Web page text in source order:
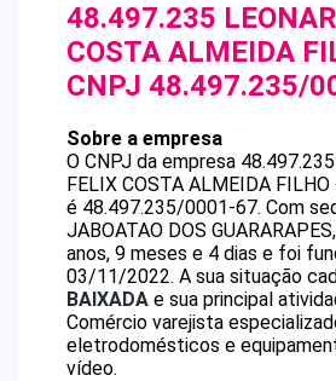
48.497.235
COSTA ALMEIDA
CNPJ 48.497.235/
Sobre a empresa
O CNPJ da empresa
FELIX COSTA ALMEIDA FILHO
é 48.497.235/0001-67. Com
JABOATAO DOS
anos, 9 meses e 4 dias e foi
03/11/2022. A sua situação
BAIXADA e sua principal
Comércio varejista
eletrodomésticos e
vídeo.